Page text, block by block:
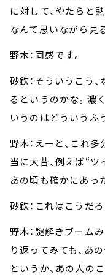
に対して、やたらと
なんて思いながら見
野木：同感です。
砂鉄：そういうこう
るというのかな。濃
いうのはどういうふ
野木：えーと、これ
当に大昔、例えば“ツ
あの頃も確かにあっ
砂鉄：これはこうだ
野木：謎解きブーム
り返ってみても、あ
というか、あの人の